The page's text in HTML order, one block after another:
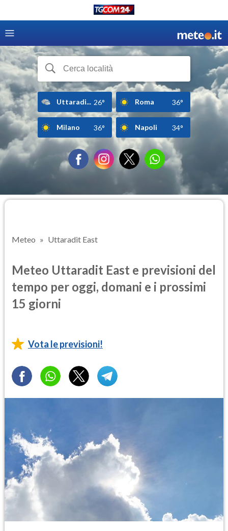
Uttaradi... 26° Roma 36°
Milano 36° Napoli 34°
Meteo Uttaradit East
Meteo Uttaradit East e previsioni del
tempo per oggi, domani e i prossimi
15 giorni
Vota le previsioni!